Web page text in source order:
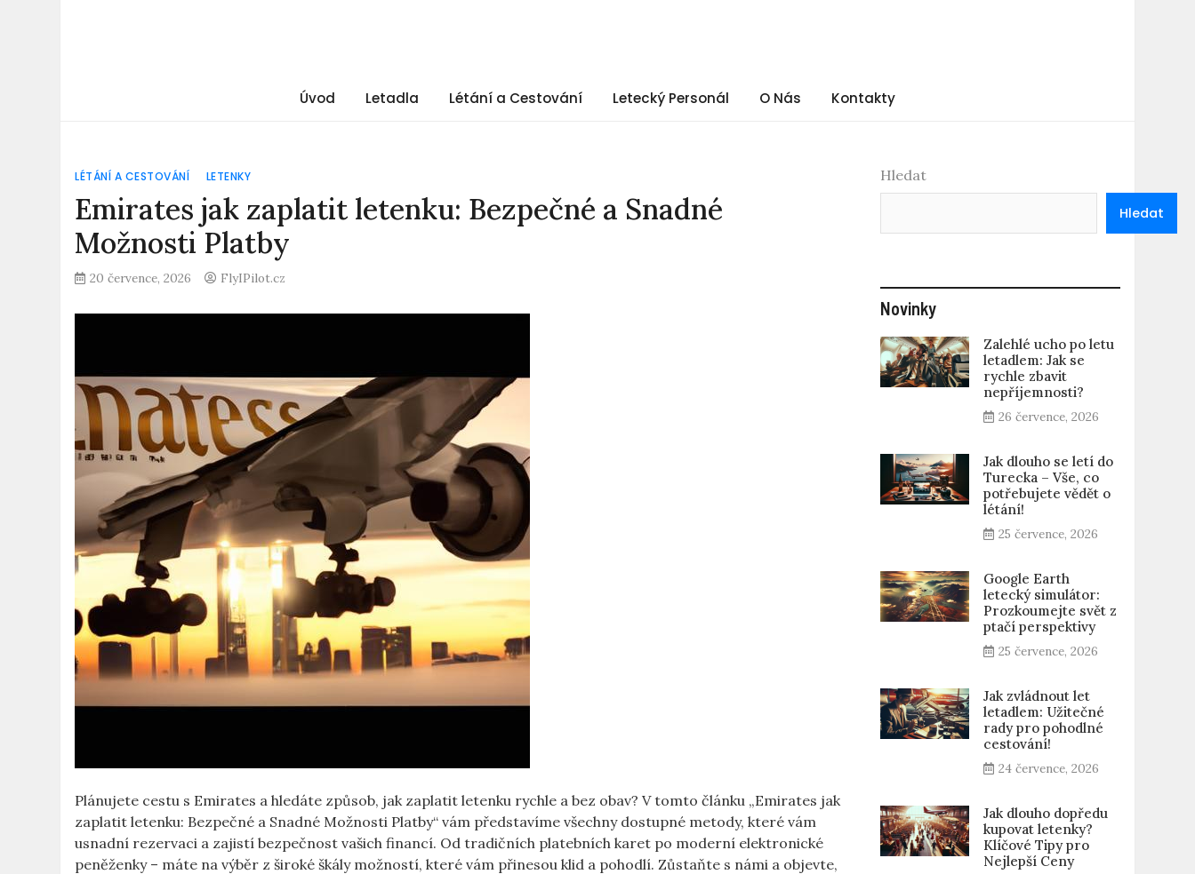
Úvod Letadla Létání a Cestování Letecký Personál O Nás Kontakty
LÉTÁNÍ A CESTOVÁNÍ LETENKY
Emirates jak zaplatit letenku: Bezpečné a Snadné
Možnosti Platby
20 července, 2026 FlyIPilot.cz
Plánujete cestu s Emirates a hledáte způsob, jak zaplatit letenku rychle a bez obav? V tomto článku „Emirates jak
zaplatit letenku: Bezpečné a Snadné Možnosti Platby“ vám představíme všechny dostupné metody, které vám
usnadní rezervaci a zajistí bezpečnost vašich financí. Od tradičních platebních karet po moderní elektronické
peněženky – máte na výběr z široké škály možností, které vám přinesou klid a pohodlí. Zůstaňte s námi a objevte,
Hledat
Hledat
Novinky
Zalehlé ucho po letu
letadlem: Jak se
rychle zbavit
nepříjemnosti?
26 července, 2026
Jak dlouho se letí do
Turecka – Vše, co
potřebujete vědět o
létání!
25 července, 2026
Google Earth
letecký simulátor:
Prozkoumejte svět z
ptačí perspektivy
25 července, 2026
Jak zvládnout let
letadlem: Užitečné
rady pro pohodlné
cestování!
24 července, 2026
Jak dlouho dopředu
kupovat letenky?
Klíčové Tipy pro
Nejlepší Ceny